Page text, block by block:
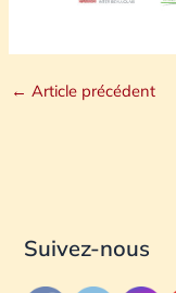
← Article précédent
Suivez-nous